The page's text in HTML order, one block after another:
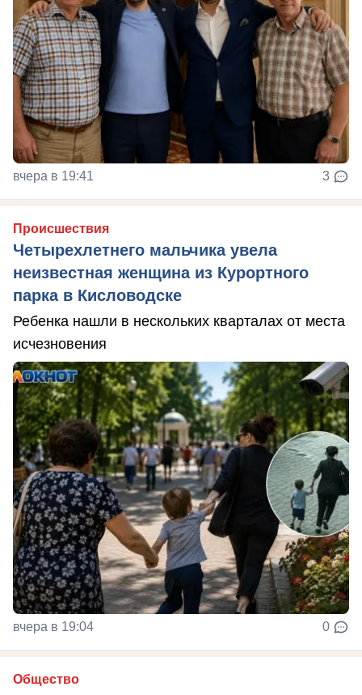
вчера в 19:41 3
Происшествия
Четырехлетнего мальчика увела
неизвестная женщина из Курортного
парка в Кисловодске
Ребенка нашли в нескольких кварталах от места
исчезновения
вчера в 19:04 0
Общество